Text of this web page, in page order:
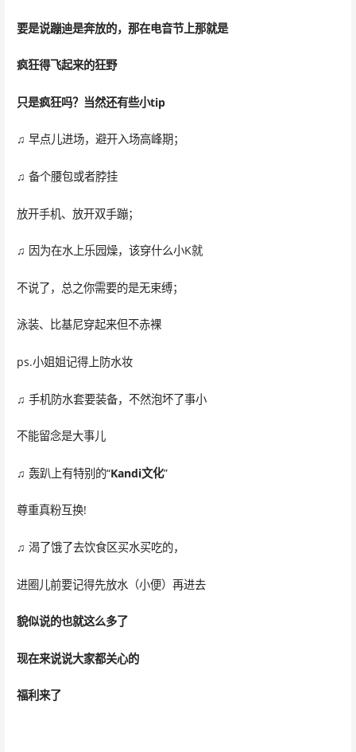
要是说蹦迪是奔放的，那在电音节上那就是
疯狂得飞起来的狂野
只是疯狂吗？当然还有些小tip
♫ 早点儿进场，避开入场高峰期；
♫ 备个腰包或者脖挂
放开手机、放开双手蹦；
♫ 因为在水上乐园燥，该穿什么小K就
不说了，总之你需要的是无束缚；
泳装、比基尼穿起来但不赤裸
ps.小姐姐记得上防水妆
♫ 手机防水套要装备，不然泡坏了事小
不能留念是大事儿
♫ 轰趴上有特别的“Kandi文化”
尊重真粉互换!
♫ 渴了饿了去饮食区买水买吃的，
进圈儿前要记得先放水（小便）再进去
貌似说的也就这么多了
现在来说说大家都关心的
福利来了